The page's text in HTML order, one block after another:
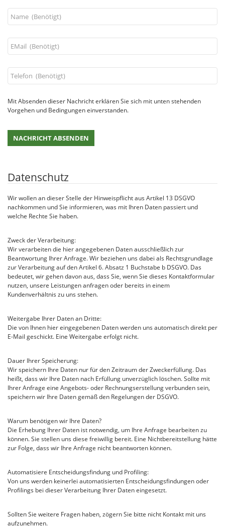
Mit Absenden dieser Nachricht erklären Sie sich mit unten stehenden
Vorgehen und Bedingungen einverstanden.
Datenschutz
Wir wollen an dieser Stelle der Hinweispflicht aus Artikel 13 DSGVO
nachkommen und Sie informieren, was mit Ihren Daten passiert und
welche Rechte Sie haben.
Zweck der Verarbeitung:
Wir verarbeiten die hier angegebenen Daten ausschließlich zur
Beantwortung Ihrer Anfrage. Wir beziehen uns dabei als Rechtsgrundlage
zur Verarbeitung auf den Artikel 6. Absatz 1 Buchstabe b DSGVO. Das
bedeutet, wir gehen davon aus, dass Sie, wenn Sie dieses Kontaktformular
nutzen, unsere Leistungen anfragen oder bereits in einem
Kundenverhältnis zu uns stehen.
Weitergabe Ihrer Daten an Dritte:
Die von Ihnen hier eingegebenen Daten werden uns automatisch direkt per
E-Mail geschickt. Eine Weitergabe erfolgt nicht.
Dauer Ihrer Speicherung:
Wir speichern Ihre Daten nur für den Zeitraum der Zweckerfüllung. Das
heißt, dass wir Ihre Daten nach Erfüllung unverzüglich löschen. Sollte mit
Ihrer Anfrage eine Angebots- oder Rechnungserstellung verbunden sein,
speichern wir Ihre Daten gemäß den Regelungen der DSGVO.
Warum benötigen wir Ihre Daten?
Die Erhebung Ihrer Daten ist notwendig, um Ihre Anfrage bearbeiten zu
können. Sie stellen uns diese freiwillig bereit. Eine Nichtbereitstellung hätte
zur Folge, dass wir Ihre Anfrage nicht beantworten können.
Automatisiere Entscheidungsfindung und Profiling:
Von uns werden keinerlei automatisierten Entscheidungsfindungen oder
Profilings bei dieser Verarbeitung Ihrer Daten eingesetzt.
Sollten Sie weitere Fragen haben, zögern Sie bitte nicht Kontakt mit uns
aufzunehmen.